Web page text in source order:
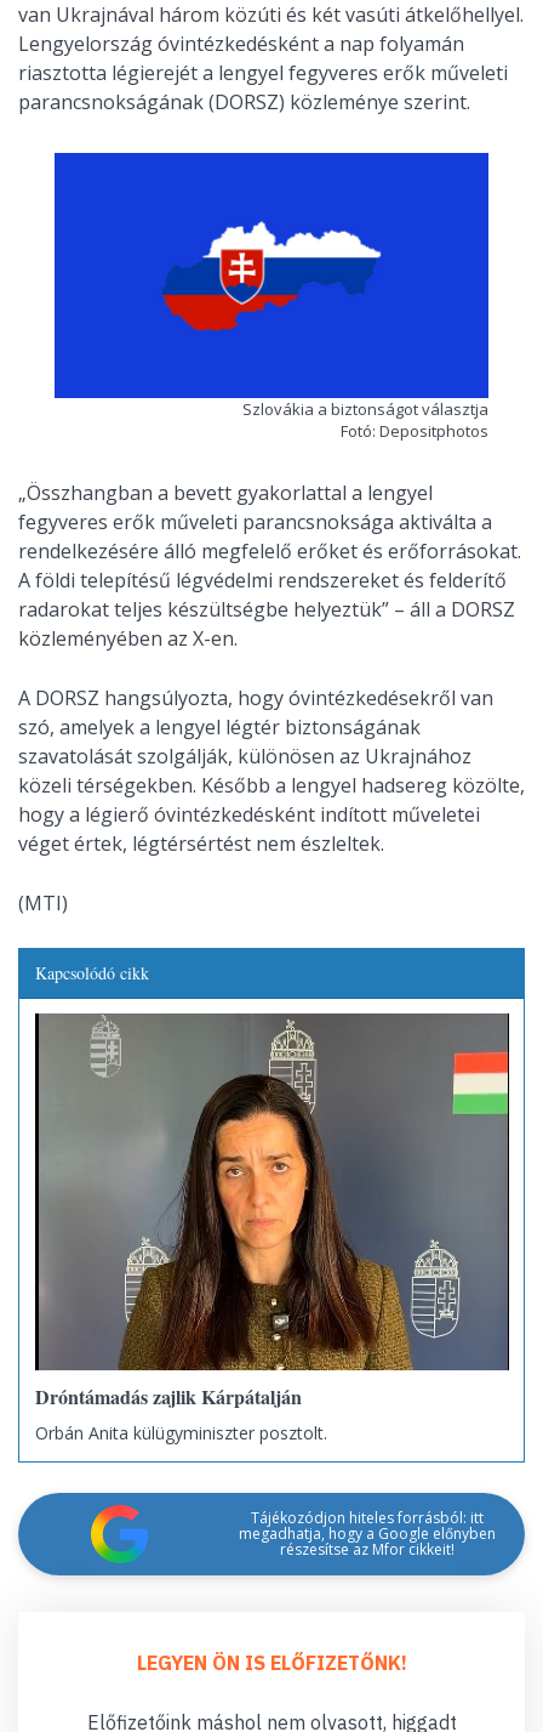
van Ukrajnával három közúti és két vasúti átkelőhellyel.
Lengyelország óvintézkedésként a nap folyamán
riasztotta légierejét a lengyel fegyveres erők műveleti
parancsnokságának (DORSZ) közleménye szerint.
Szlovákia a biztonságot választja
Fotó: Depositphotos
„Összhangban a bevett gyakorlattal a lengyel
fegyveres erők műveleti parancsnoksága aktiválta a
rendelkezésére álló megfelelő erőket és erőforrásokat.
A földi telepítésű légvédelmi rendszereket és felderítő
radarokat teljes készültségbe helyeztük” – áll a DORSZ
közleményében az X-en.
A DORSZ hangsúlyozta, hogy óvintézkedésekről van
szó, amelyek a lengyel légtér biztonságának
szavatolását szolgálják, különösen az Ukrajnához
közeli térségekben. Később a lengyel hadsereg közölte,
hogy a légierő óvintézkedésként indított műveletei
véget értek, légtérsértést nem észleltek.
(MTI)
Kapcsolódó cikk
Dróntámadás zajlik Kárpátalján
Orbán Anita külügyminiszter posztolt.
Tájékozódjon hiteles forrásból: itt
megadhatja, hogy a Google előnyben
részesítse az Mfor cikkeit!
LEGYEN ÖN IS ELŐFIZETŐNK!
Előfizetőink máshol nem olvasott, higgadt